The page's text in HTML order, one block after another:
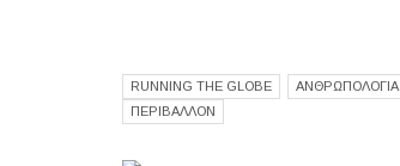
RUNNING THE GLOBE ΑΝΘΡΩΠΟΛΟΓΙΑ
ΠΕΡΙΒΑΛΛΟΝ